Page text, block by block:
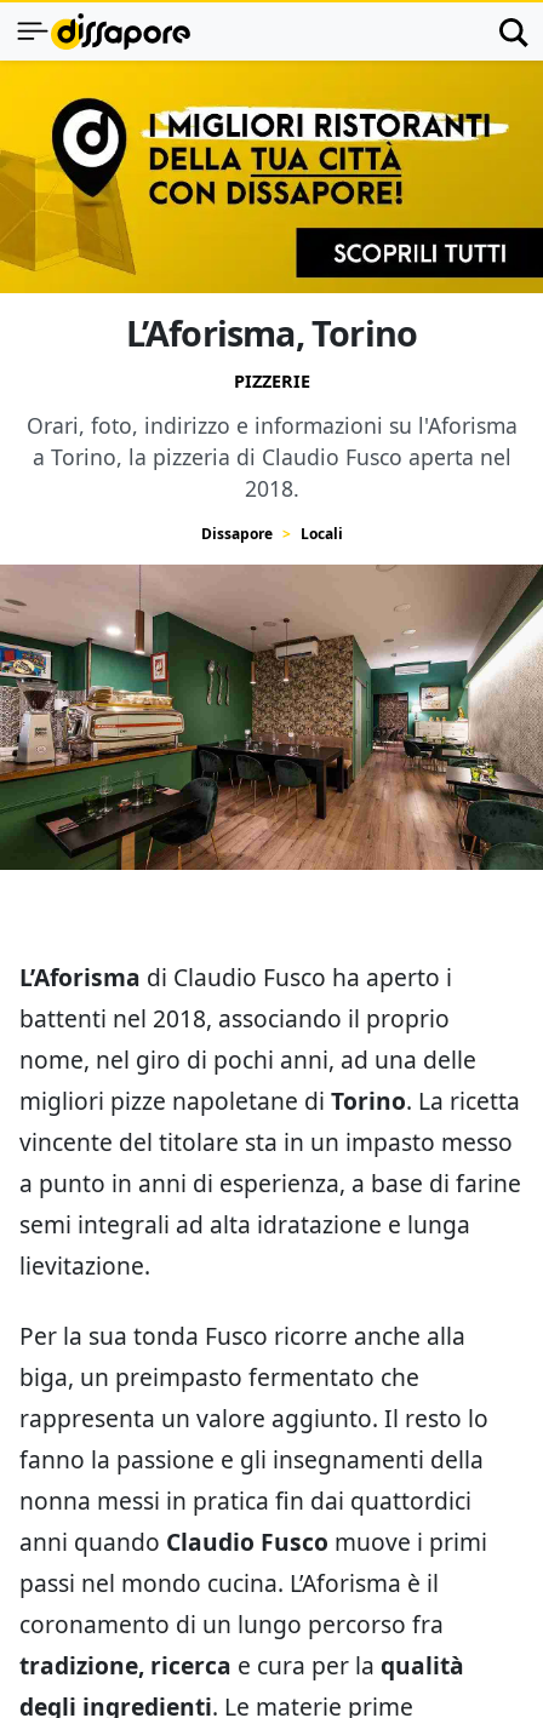
L’Aforisma, Torino
PIZZERIE
Orari, foto, indirizzo e informazioni su l'Aforisma
a Torino, la pizzeria di Claudio Fusco aperta nel
2018.
Dissapore Locali
L’Aforisma di Claudio Fusco ha aperto i
battenti nel 2018, associando il proprio
nome, nel giro di pochi anni, ad una delle
migliori pizze napoletane di Torino. La ricetta
vincente del titolare sta in un impasto messo
a punto in anni di esperienza, a base di farine
semi integrali ad alta idratazione e lunga
lievitazione.
Per la sua tonda Fusco ricorre anche alla
biga, un preimpasto fermentato che
rappresenta un valore aggiunto. Il resto lo
fanno la passione e gli insegnamenti della
nonna messi in pratica fin dai quattordici
anni quando Claudio Fusco muove i primi
passi nel mondo cucina. L’Aforisma è il
coronamento di un lungo percorso fra
tradizione, ricerca e cura per la qualità
degli ingredienti. Le materie prime